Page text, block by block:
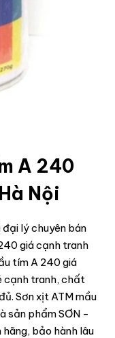
A 240
Nội
lý chuyên bán
giá cạnh tranh
tím A 240 giá
cạnh tranh, chất
Sơn xịt ATM mầu
sản phẩm SƠN -
bảo hành lâu